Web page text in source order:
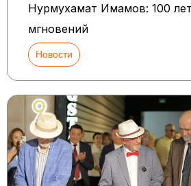
Нурмухамат Имамов: 100
мгновений
Новости